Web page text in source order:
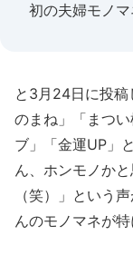
初の夫婦モノマ
と3月24日に投稿
のまね」「まつ
ブ」「金運UP」
ん、ホンモノか
（笑）」という
んのモノマネが特